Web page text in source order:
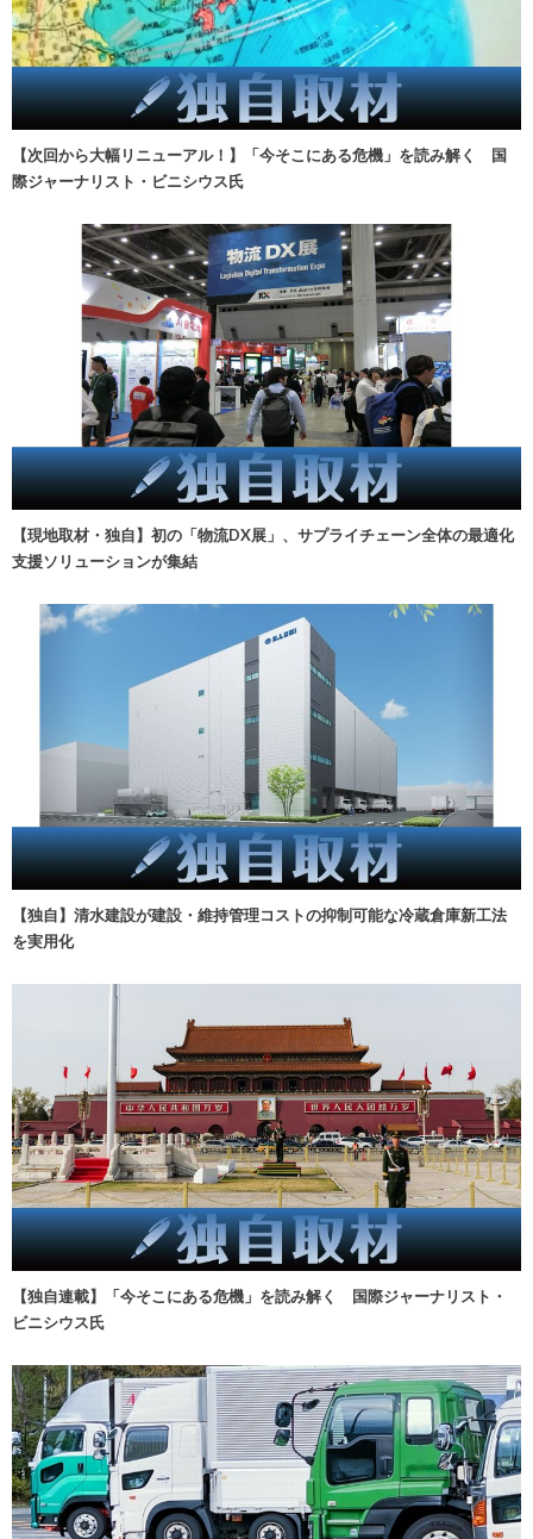
【次回から大幅リニューアル！】「今そこにある危機」を読み解く 国
際ジャーナリスト・ビニシウス氏
【現地取材・独自】初の「物流DX展」、サプライチェーン全体の最適化
支援ソリューションが集結
【独自】清水建設が建設・維持管理コストの抑制可能な冷蔵倉庫新工法
を実用化
【独自連載】「今そこにある危機」を読み解く 国際ジャーナリスト・
ビニシウス氏